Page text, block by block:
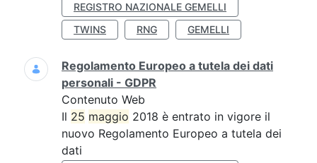
REGISTRO NAZIONALE GEMELLI
TWINS
RNG GEMELLI
Regolamento Europeo a tutela dei dati
personali - GDPR
Contenuto Web
Il 25 maggio 2018 è entrato in vigore il
nuovo Regolamento Europeo a tutela dei
dati